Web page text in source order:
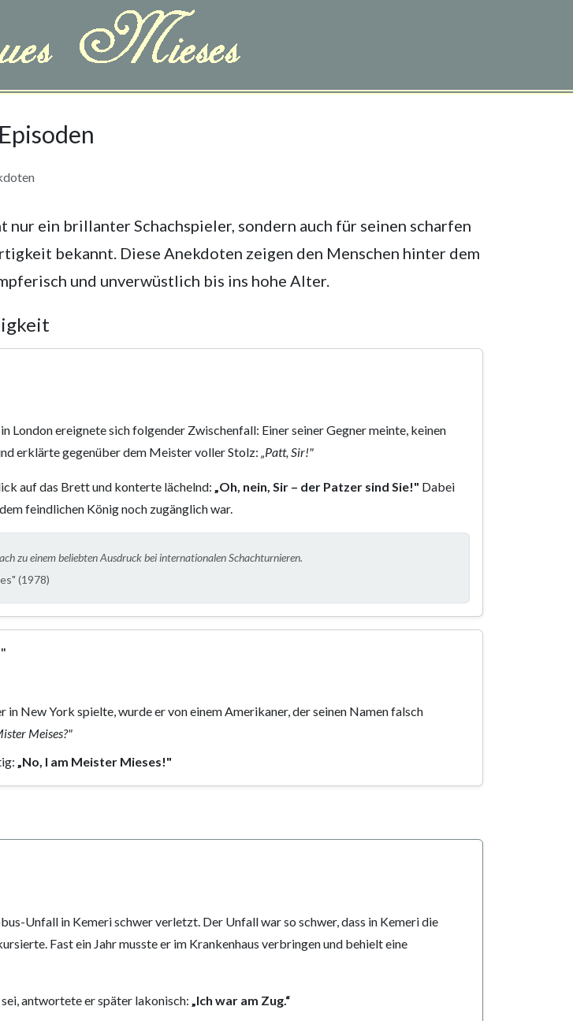
nur ein brillanter Schachspieler, sondern auch für seinen scharfen
bekannt. Diese Anekdoten zeigen den Menschen hinter dem
und unverwüstlich bis ins hohe Alter.
London ereignete sich folgender Zwischenfall: Einer seiner Gegner meinte, keinen
erklärte gegenüber dem Meister voller Stolz: „Patt, Sir!"
auf das Brett und konterte lächelnd: „Oh, nein, Sir – der Patzer sind Sie!" Dabei
feindlichen König noch zugänglich war.
zu einem beliebten Ausdruck bei internationalen Schachturnieren.
(1978)
in New York spielte, wurde er von einem Amerikaner, der seinen Namen falsch
Meises?"
„No, I am Meister Mieses!"
Unfall in Kemeri schwer verletzt. Der Unfall war so schwer, dass in Kemeri die
Fast ein Jahr musste er im Krankenhaus verbringen und behielt eine
antwortete er später lakonisch: „Ich war am Zug.“